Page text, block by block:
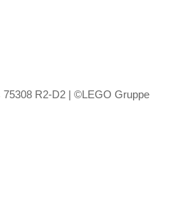
75308 R2-D2 | ©LEGO Gruppe